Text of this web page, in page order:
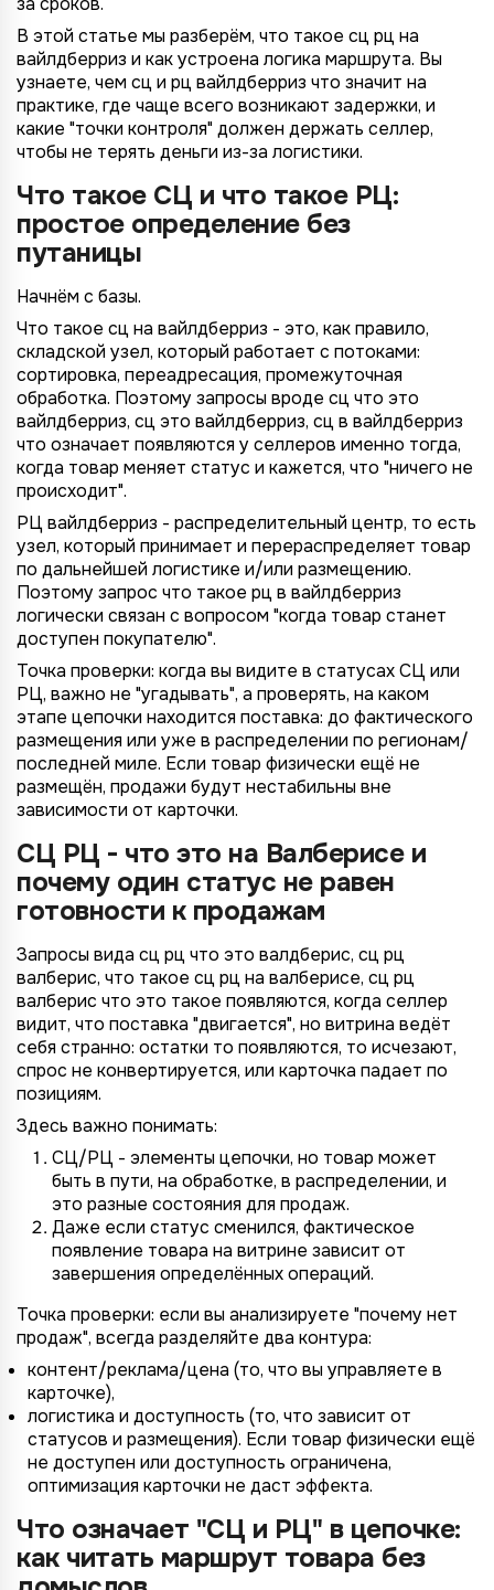
В этой статье мы разберём, что такое сц рц на
вайлдберриз и как устроена логика маршрута. Вы
узнаете, чем сц и рц вайлдберриз что значит на
практике, где чаще всего возникают задержки, и
какие "точки контроля" должен держать селлер,
чтобы не терять деньги из-за логистики.
Что такое СЦ и что такое РЦ:
простое определение без
путаницы
Начнём с базы.
Что такое сц на вайлдберриз - это, как правило,
складской узел, который работает с потоками:
сортировка, переадресация, промежуточная
обработка. Поэтому запросы вроде сц что это
вайлдберриз, сц это вайлдберриз, сц в вайлдберриз
что означает появляются у селлеров именно тогда,
когда товар меняет статус и кажется, что "ничего не
происходит".
РЦ вайлдберриз - распределительный центр, то есть
узел, который принимает и перераспределяет товар
по дальнейшей логистике и/или размещению.
Поэтому запрос что такое рц в вайлдберриз
логически связан с вопросом "когда товар станет
доступен покупателю".
Точка проверки: когда вы видите в статусах СЦ или
РЦ, важно не "угадывать", а проверять, на каком
этапе цепочки находится поставка: до фактического
размещения или уже в распределении по регионам/
последней миле. Если товар физически ещё не
размещён, продажи будут нестабильны вне
зависимости от карточки.
СЦ РЦ - что это на Валберисе и
почему один статус не равен
готовности к продажам
Запросы вида сц рц что это валдберис, сц рц
валберис, что такое сц рц на валберисе, сц рц
валберис что это такое появляются, когда селлер
видит, что поставка "двигается", но витрина ведёт
себя странно: остатки то появляются, то исчезают,
спрос не конвертируется, или карточка падает по
позициям.
Здесь важно понимать:
СЦ/РЦ - элементы цепочки, но товар может
быть в пути, на обработке, в распределении, и
это разные состояния для продаж.
Даже если статус сменился, фактическое
появление товара на витрине зависит от
завершения определённых операций.
Точка проверки: если вы анализируете "почему нет
продаж", всегда разделяйте два контура:
контент/реклама/цена (то, что вы управляете в
карточке),
логистика и доступность (то, что зависит от
статусов и размещения). Если товар физически ещё
не доступен или доступность ограничена,
оптимизация карточки не даст эффекта.
Что означает "СЦ и РЦ" в цепочке:
как читать маршрут товара без